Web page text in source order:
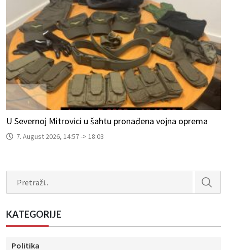
U Severnoj Mitrovici u šahtu pronađena vojna oprema
7. August 2026, 14:57 -> 18:03
KATEGORIJE
Politika